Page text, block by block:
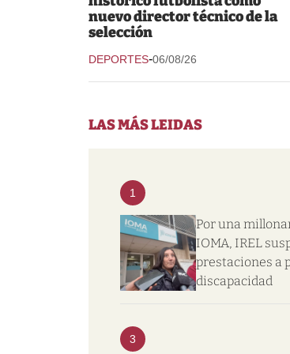
nuevo director técnico de la
selección
DEPORTES-06/08/26
LAS MÁS LEIDAS
1
Por una
IOMA, IREL
prestaciones a
discapacidad
3